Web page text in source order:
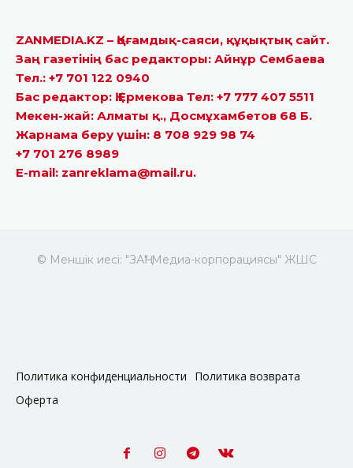
ZANMEDIA.KZ – Қоғамдық-саяси, құқықтық сайт.
Заң газетінің бас редакторы: Айнұр Сембаева
Тел.: +7 701 122 0940
Бас редактор: Қ.Ермекова Тел: +7 777 407 5511
Мекен-жай: Алматы қ., Досмұхамбетов 68 Б.
Жарнама беру үшін: 8 708 929 98 74
+7 701 276 8989
E-mail: zanreklama@mail.ru.
© Меншік иесі: "ЗАҢ" Медиа-корпорациясы" ЖШС
Политика конфиденциальности
Политика возврата
Оферта